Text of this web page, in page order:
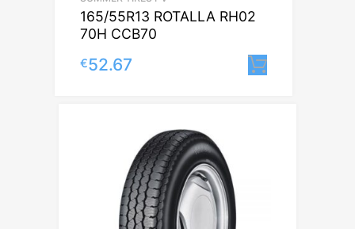
165/55R13 ROTALLA RH02
70H CCB70
€52.67